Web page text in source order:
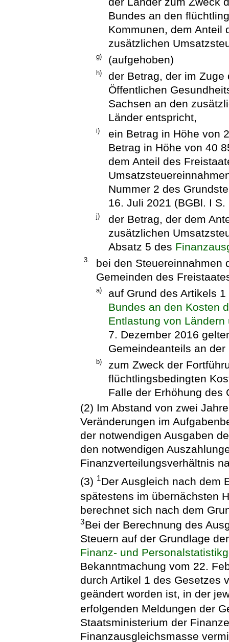
Bundes an den
Kommunen, dem Anteil
zusätzlichen
g) (aufgehoben)
h)
der Betrag, der im Zuge
Öffentlichen
Sachsen an den
Länder entspricht,
i)
ein Betrag in Höhe von
Betrag in Höhe von 40
dem Anteil des
Nummer 2 des
16. Juli 2021 (BGBl. I
j)
der Betrag, der dem
zusätzlichen
Absatz 5 des
3.
bei den Steuereinnahmen
Gemeinden des
a)
auf Grund des Artikels
Bundes an den Kosten
Entlastung von Ländern
7. Dezember 2016
Gemeindeanteils an
b)
zum Zweck der
flüchtlingsbedingten
Falle der Erhöhung des
(2) Im Abstand von zwei
Veränderungen im
der notwendigen Ausgaben
den notwendigen
Finanzverteilungsverhältnis
(3) 1Der Ausgleich nach dem
spätestens im übernächsten
berechnet sich nach dem
3Bei der Berechnung des
Steuern auf der Grundlage
Finanz- und
Bekanntmachung vom 22.
durch Artikel 1 des Gesetzes
geändert worden ist, in der
erfolgenden Meldungen der
Staatsministerium der
Finanzausgleichsmasse